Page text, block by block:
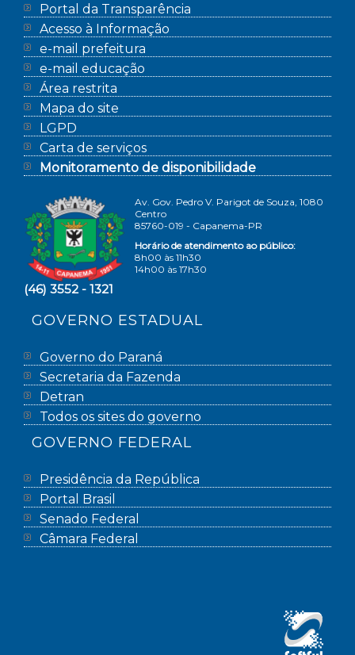
Portal da Transparência
Acesso à Informação
e-mail prefeitura
e-mail educação
Área restrita
Mapa do site
LGPD
Carta de serviços
Monitoramento de disponibilidade
Av. Gov. Pedro V. Parigot de Souza, 1080
Centro
85760-019 - Capanema-PR
Horário de atendimento ao público:
8h00 às 11h30
14h00 às 17h30
(46) 3552 - 1321
GOVERNO ESTADUAL
Governo do Paraná
Secretaria da Fazenda
Detran
Todos os sites do governo
GOVERNO FEDERAL
Presidência da República
Portal Brasil
Senado Federal
Câmara Federal